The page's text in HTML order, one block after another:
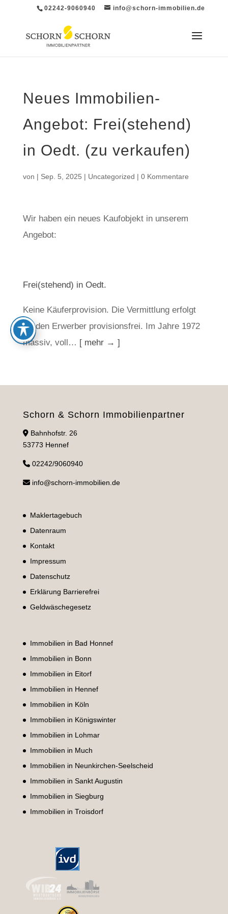
02242-9060940 info@schorn-immobilien.de
Neues Immobilien-
Angebot: Frei(stehend)
in Oedt. (zu verkaufen)
von | Sep. 5, 2025 | Uncategorized | 0 Kommentare
Wir haben ein neues Kaufobjekt in unserem
Angebot:
Frei(stehend) in Oedt.
Keine Käuferprovision. Die Vermittlung erfolgt
für den Erwerber provisionsfrei. Im Jahre 1972
massiv, voll… [ mehr → ]
Schorn & Schorn Immobilienpartner
Bahnhofstr. 26
53773 Hennef
02242/9060940
info@schorn-immobilien.de
Maklertagebuch
Datenraum
Kontakt
Impressum
Datenschutz
Erklärung Barrierefrei
Geldwäschegesetz
Immobilien in Bad Honnef
Immobilien in Bonn
Immobilien in Eitorf
Immobilien in Hennef
Immobilien in Köln
Immobilien in Königswinter
Immobilien in Lohmar
Immobilien in Much
Immobilien in Neunkirchen-Seelscheid
Immobilien in Sankt Augustin
Immobilien in Siegburg
Immobilien in Troisdorf